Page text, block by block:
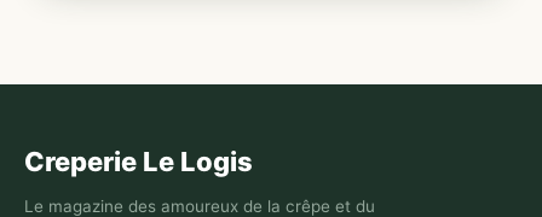
Creperie Le Logis
Le magazine des amoureux de la crêpe et du